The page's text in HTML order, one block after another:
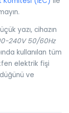
yazı, cihazın
240V 50/60Hz
kullanılan tüm
elektrik fişi
ve